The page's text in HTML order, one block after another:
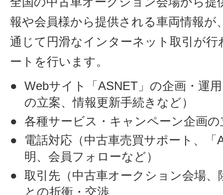
報や会員様から提供される車両情報が
通じて円滑なインターネット取引が
ートを行います。
Webサイト「ASNET」の企画・運
の立案、情報更新手続きなど）
各種サービス・キャンペーン企画の
電話対応（中古車売買サポート、「
明、会員フォローなど）
取引先（中古車オークション会場、
との折衝・交渉